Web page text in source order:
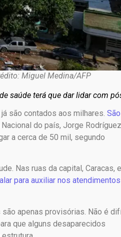
Miguel Medina/AFP
saúde terá que dar lidar com
são contados aos milhares. São
do país, Jorge
a cerca de 50 mil, segundo
Nas ruas da capital, Caracas, e
para auxiliar nos atendimentos
apenas provisórias. Não é
que alguns desaparecidos